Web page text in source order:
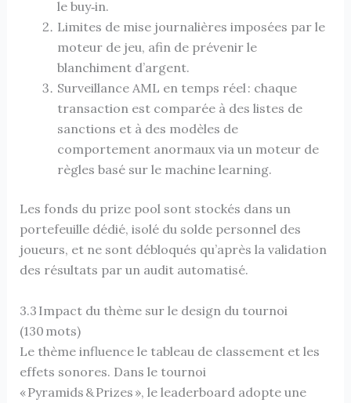
le buy‑in.
Limites de mise journalières imposées par le
moteur de jeu, afin de prévenir le
blanchiment d’argent.
Surveillance AML en temps réel : chaque
transaction est comparée à des listes de
sanctions et à des modèles de
comportement anormaux via un moteur de
règles basé sur le machine learning.
Les fonds du prize pool sont stockés dans un
portefeuille dédié, isolé du solde personnel des
joueurs, et ne sont débloqués qu’après la validation
des résultats par un audit automatisé.
3.3 Impact du thème sur le design du tournoi
(130 mots)
Le thème influence le tableau de classement et les
effets sonores. Dans le tournoi
« Pyramids & Prizes », le leaderboard adopte une